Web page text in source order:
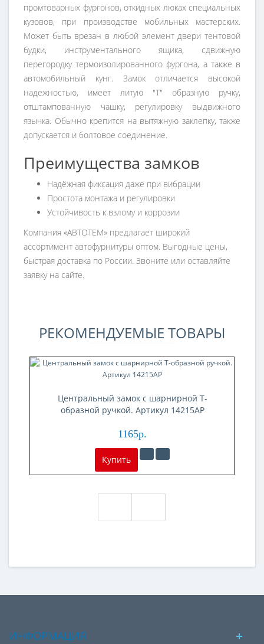
промтоварных фургонов, откидных люках специальных
кузовов, при производстве мобильных мастерских.
Может быть врезан в любой элемент двери тентовой
будки, инструментального ящика, сдвижную
перегородку термоизолированного фургона, а также в
автомобильный кунг. Замок отличается высокой
надежностью, имеет литую "Т" образную ручку,
отштампованную чашку, регулировку выдвижного
язычка. Обычно крепится на вытяжную заклепку, также
допускается и болтовое соединение.
Преимущества замков
Надёжная фиксация даже при вибрации
Простота монтажа и регулировки
Устойчивость к взлому и коррозии
Компания «АВТОТЕМ» предлагает широкий
ассортимент автофурнитуры оптом. Выгодные цены,
быстрая доставка по России. Звоните или оставляйте
заявку на сайте.
РЕКОМЕНДУЕМЫЕ ТОВАРЫ
Центральный замок с шарнирной Т-
образной ручкой. Артикул 14215AP
1165р.
Купить
ИНФОРМАЦИЯ